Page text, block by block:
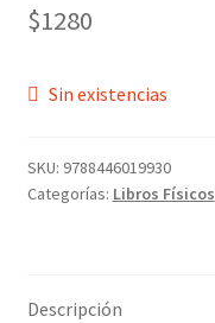
novedades
$1280
Sin existencias
SKU: 9788446019930
Categorías: Libros Físicos
Descripción